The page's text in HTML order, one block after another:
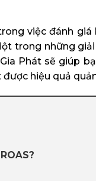
việc đánh
trong những
Phát sẽ giúp
hiệu quả